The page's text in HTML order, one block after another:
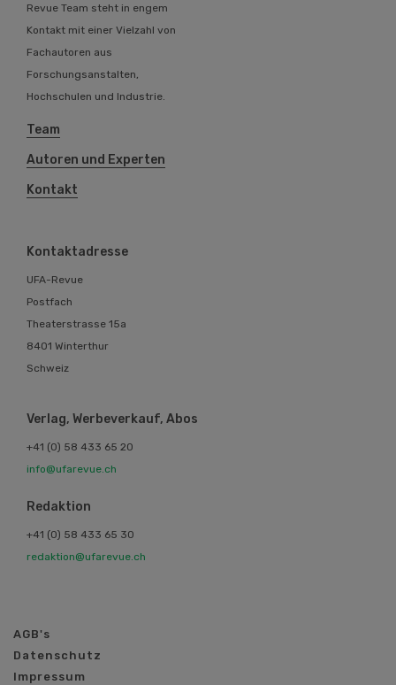
Revue Team steht in engem
Kontakt mit einer Vielzahl von
Fachautoren aus
Forschungsanstalten,
Hochschulen und Industrie.
Team
Autoren und Experten
Kontakt
Kontaktadresse
UFA-Revue
Postfach
Theaterstrasse 15a
8401 Winterthur
Schweiz
Verlag, Werbeverkauf, Abos
+41 (0) 58 433 65 20
info@ufarevue.ch
Redaktion
+41 (0) 58 433 65 30
redaktion@ufarevue.ch
AGB's
Datenschutz
Impressum